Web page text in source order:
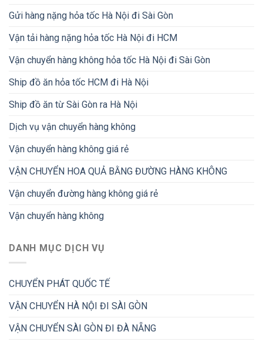
Gửi hàng nặng hỏa tốc Hà Nội đi Sài Gòn
Vận tải hàng nặng hỏa tốc Hà Nội đi HCM
Vận chuyển hàng không hỏa tốc Hà Nội đi Sài Gòn
Ship đồ ăn hỏa tốc HCM đi Hà Nội
Ship đồ ăn từ Sài Gòn ra Hà Nội
Dịch vụ vận chuyển hàng không
Vận chuyển hàng không giá rẻ
VẬN CHUYỂN HOA QUẢ BẰNG ĐƯỜNG HÀNG KHÔNG
Vận chuyển đường hàng không giá rẻ
Vận chuyển hàng không
DANH MỤC DỊCH VỤ
CHUYỂN PHÁT QUỐC TẾ
VẬN CHUYỂN HÀ NỘI ĐI SÀI GÒN
VẬN CHUYỂN SÀI GÒN ĐI ĐÀ NẴNG